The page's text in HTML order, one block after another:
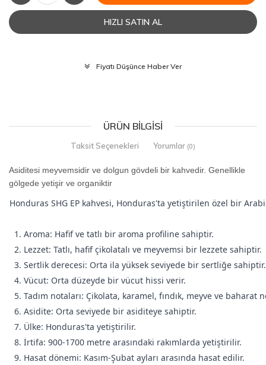
HIZLI SATIN AL
Fiyatı Düşünce Haber Ver
ÜRÜN BILGISI
Taksit Seçenekleri Yorumlar (0)
Asiditesi meyvemsidir ve dolgun gövdeli bir kahvedir. Genellikle
gölgede yetişir ve organiktir
Honduras SHG EP kahvesi, Honduras'ta yetiştirilen özel bir
1. Aroma: Hafif ve tatlı bir aroma profiline sahiptir.
2. Lezzet: Tatlı, hafif çikolatalı ve meyvemsi bir lezzete sahiptir.
3. Sertlik derecesi: Orta ila yüksek seviyede bir sertliğe sahiptir.
4. Vücut: Orta düzeyde bir vücut hissi verir.
5. Tadım notaları: Çikolata, karamel, fındık, meyve ve baharat
6. Asidite: Orta seviyede bir asiditeye sahiptir.
7. Ülke: Honduras'ta yetiştirilir.
8. İrtifa: 900-1700 metre arasındaki rakımlarda yetiştirilir.
9. Hasat dönemi: Kasım-Şubat ayları arasında hasat edilir.